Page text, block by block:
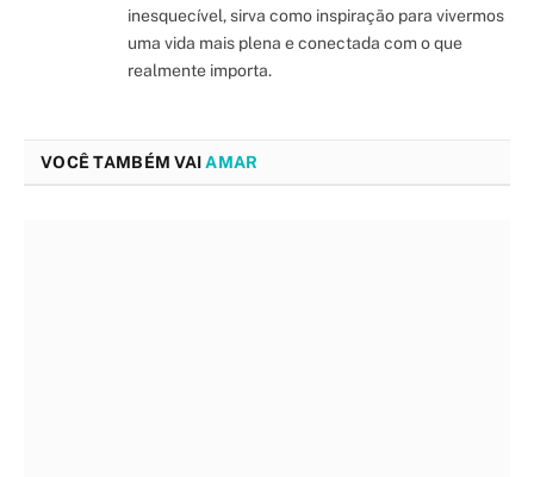
inesquecível, sirva como inspiração para vivermos
uma vida mais plena e conectada com o que
realmente importa.
VOCÊ TAMBÉM VAI AMAR